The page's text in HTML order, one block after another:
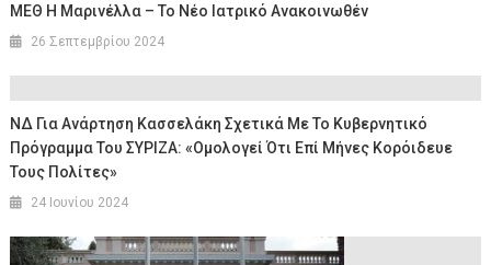
ΜΕΘ Η Μαρινέλλα – Το Νέο Ιατρικό Ανακοινωθέν
26 Σεπτεμβρίου 2024
ΝΔ Για Ανάρτηση Κασσελάκη Σχετικά Με Το Κυβερνητικό
Πρόγραμμα Του ΣΥΡΙΖΑ: «Ομολογεί Ότι Επί Μήνες Κορόιδευε
Τους Πολίτες»
24 Ιουνίου 2024